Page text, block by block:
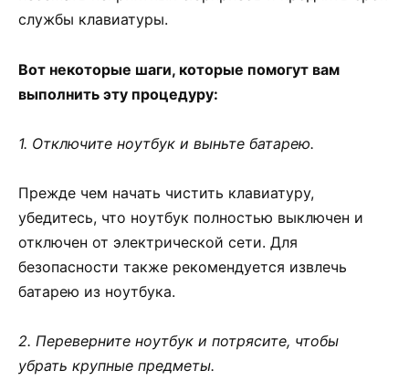
службы клавиатуры.
Вот некоторые шаги, которые помогут вам
выполнить эту процедуру:
1. Отключите ноутбук и выньте батарею.
Прежде чем начать чистить клавиатуру,
убедитесь, что ноутбук полностью выключен и
отключен от электрической сети. Для
безопасности также рекомендуется извлечь
батарею из ноутбука.
2. Переверните ноутбук и потрясите, чтобы
убрать крупные предметы.